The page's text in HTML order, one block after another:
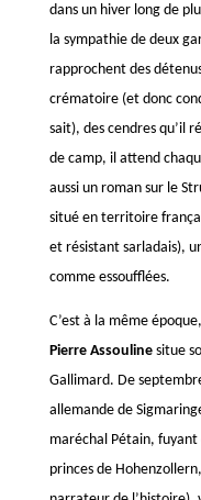
dans un hiver long de
la sympathie de deux
rapprochent des
crématoire (et donc
sait), des cendres qu’il
de camp, il attend
aussi un roman sur le
situé en territoire
et résistant sarladais),
comme essoufflées.
C’est à la même
Pierre Assoulinesitue
Gallimard. De
allemande de
maréchal Pétain, fuyant
princes de